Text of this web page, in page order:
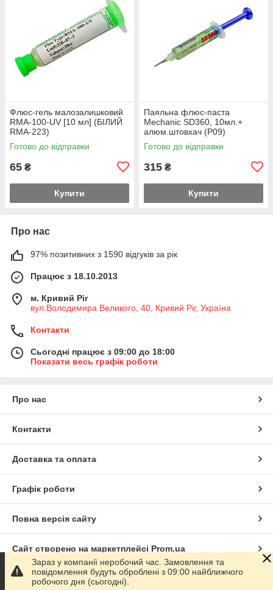
Флюс-гель малозалишковий
RMA-100-UV [10 мл] (БІЛИЙ
RMA-223)
Готово до відправки
65 ₴
Купити
Паяльна флюс-паста
Mechanic SD360, 10мл.+
алюм.штовхач (Р09)
Готово до відправки
315 ₴
Купити
Про нас
97% позитивних з 1590 відгуків за рік
Працює з 18.10.2013
м. Кривий Ріг
вул.Володимира Великого, 40, Кривий Ріг, Україна
Контакти
Сьогодні працює з 09:00 до 18:00
Показати весь графік роботи
Про нас
Контакти
Доставка та оплата
Графік роботи
Повна версія сайту
Сайт створено на маркетплейсі Prom.ua
Політика конфіденційності
Зараз у компанії неробочий час. Замовлення та
повідомлення будуть оброблені з 09:00 найближчого
робочого дня (сьогодні).